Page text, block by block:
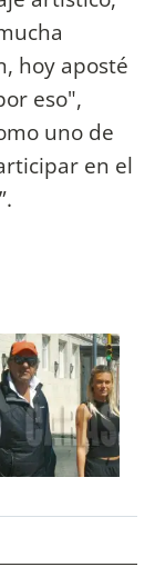
hoy aposté
eso",
uno de
en el